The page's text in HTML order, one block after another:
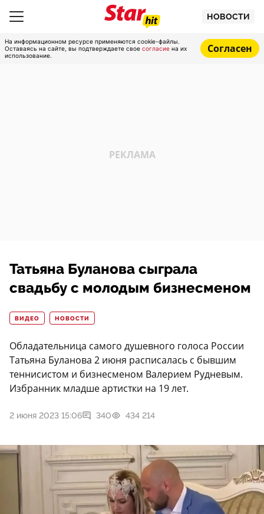
НОВОСТИ
На информационном ресурсе применяются cookie-файлы.
Оставаясь на сайте, вы подтверждаете свое согласие на их
использование.
Согласен
Татьяна Буланова сыграла
свадьбу с молодым бизнесменом
ВИДЕО НОВОСТИ
Обладательница самого душевного голоса России
Татьяна Буланова 2 июня расписалась с бывшим
теннисистом и бизнесменом Валерием Рудневым.
Избранник младше артистки на 19 лет.
2 июня 2023 15:06 340 434 214